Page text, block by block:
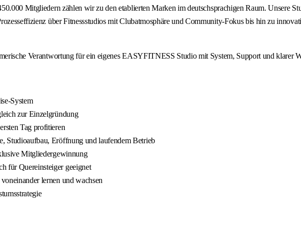
Mitgliedern zählen wir zu den etablierten Marken im deutschsprachigen Raum. Unsere
über Fitnessstudios mit Clubatmosphäre und Community-Fokus bis hin zu
Verantwortung für ein eigenes EASYFITNESS Studio mit System, Support und klarer
System
zur Einzelgründung
Tag profitieren
Studioaufbau, Eröffnung und laufendem Betrieb
Mitgliedergewinnung
für Quereinsteiger geeignet
lernen und wachsen